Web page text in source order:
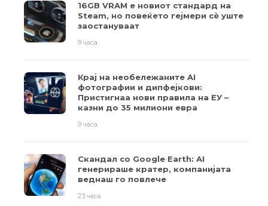
16GB VRAM е новиот стандард на
Steam, но повеќето гејмери ​​сè уште
заостануваат
9 часа
Крај на необележаните AI
фотографии и дипфејкови:
Пристигнаа нови правила на ЕУ –
казни до 35 милиони евра
9 часа
Скандал со Google Earth: AI
генерираше кратер, компанијата
веднаш го повлече
23 часа